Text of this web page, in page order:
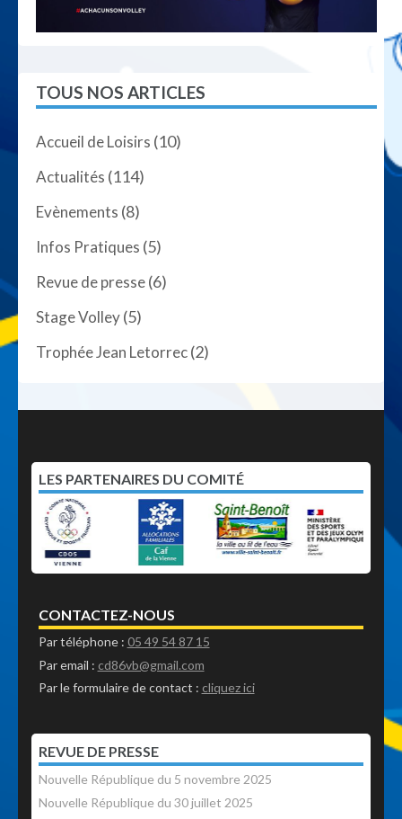
TOUS NOS ARTICLES
Accueil de Loisirs (10)
Actualités (114)
Evènements (8)
Infos Pratiques (5)
Revue de presse(6)
Stage Volley(5)
Trophée Jean Letorrec(2)
LES PARTENAIRES DU COMITÉ
CONTACTEZ-NOUS
Par téléphone : 05 49 54 87 15
Par email : cd86vb@gmail.com
Par le formulaire de contact : cliquez ici
REVUE DE PRESSE
Nouvelle République du 5 novembre 2025
Nouvelle République du 30 juillet 2025